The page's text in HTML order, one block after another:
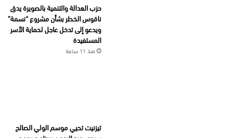
حزب العدالة والتنمية بالصويرة يدق
ناقوس الخطر بشأن مشروع “نسمة”
ويدعو إلى تدخل عاجل لحماية الأسر
المستفيدة
منذ 11 ساعة
تيزنيت تحيي موسم الولي الصالح